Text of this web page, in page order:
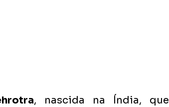
, nascida na Índia, que